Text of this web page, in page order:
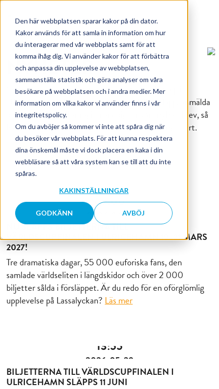
Den här webbplatsen sparar kakor på din dator.
Kakor används för att samla in information om hur
du interagerar med vår webbplats samt för att
komma ihåg dig. Vi använder kakor för att förbättra
och anpassa din upplevelse av webbplatsen,
sammanställa statistik och göra analyser om våra
besökare på webbplatsen och i andra medier. Mer
information om vilka kakor vi använder finns i vår
integritetspolicy.
Om du avböjer så kommer vi inte att spåra dig när
du besöker vår webbplats. För att kunna respektera
dina önskemål måste vi dock placera en kaka i din
webbläsare så att våra system kan se till att du inte
spåras.
KAKINSTÄLLNINGAR
GODKÄNN AVBÖJ
NYHETER
Senaste nytt om FIS Cross-Country World Cup i
Ulricehamn. Håll dig uppdaterad om biljettsläpp, anmälda
deltagare m.m. eller registrera dig för vårt nyhetsbrev, så
hänger du med i svängarna ända fram till tävlingsstart.
PRENUMERERA HÄR
09:00
2026-06-11
NU SLÄPPS BILJETTERNA TILL
VÄRLDSCUPFINALEN I ULRICEHAMN 19–21 MARS
2027!
Tre dramatiska dagar, 55 000 euforiska fans, den
samlade världseliten i längdskidor och över 2 000
biljetter sålda i försläppet. Är du redo för en oförglömlig
upplevelse på Lassalyckan? Läs mer
13:55
2026-05-29
BILJETTERNA TILL VÄRLDSCUPFINALEN I
ULRICEHAMN SLÄPPS 11 JUNI